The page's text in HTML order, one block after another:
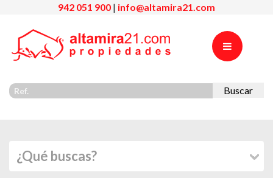
942 051 900 | info@altamira21.com
Buscar